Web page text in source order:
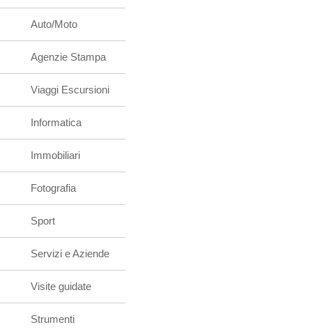
Auto/Moto
Agenzie Stampa
Viaggi Escursioni
Informatica
Immobiliari
Fotografia
Sport
Servizi e Aziende
Visite guidate
Strumenti